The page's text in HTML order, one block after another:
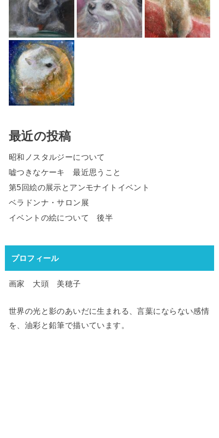
最近の投稿
昭和ノスタルジーについて
嘘つきなケーキ 最近思うこと
第5回絵の展示とアンモナイトイベント
ベラドンナ・サロン展
イベントの絵について 後半
プロフィール
画家 大頭 美穂子
世界の光と影のあいだに生まれる、言葉にならない感情
を、油彩と鉛筆で描いています。